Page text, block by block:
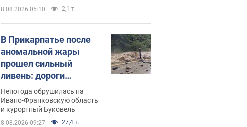
8.08.2026 05:10 2,1 т.
В Прикарпатье после
аномальной жары
прошел сильный
ливень: дороги
превратились в реки.
Видео
Непогода обрушилась на
Ивано-Франковскую область
и курортный Буковель
8.08.2026 09:27 27,4 т.